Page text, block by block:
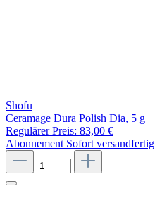
Shofu
Ceramage Dura Polish Dia, 5 g
Regulärer Preis: 83,00 €
Abonnement Sofort versandfertig